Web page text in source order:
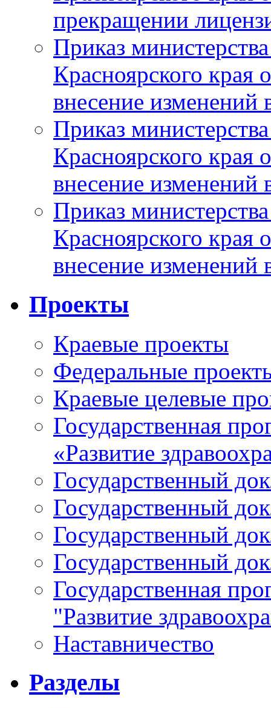
прекращении
Приказ
Красноярского
внесение изменений
Приказ
Красноярского
внесение изменений
Приказ
Красноярского
внесение изменений
Проекты
Краевые проекты
Федеральные
Краевые целевые
Государственная
«Развитие
Государственный
Государственный
Государственный
Государственный
Государственная
"Развитие
Наставничество
Разделы